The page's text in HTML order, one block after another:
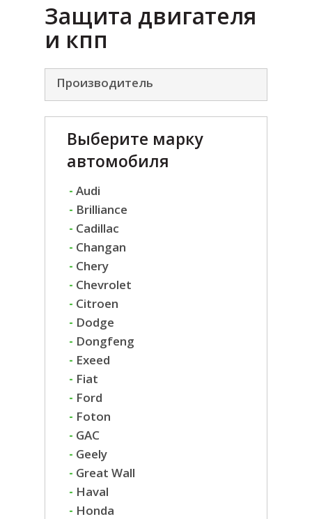
Защита двигателя
и кпп
Производитель
Выберите марку
автомобиля
- Audi
- Brilliance
- Cadillac
- Changan
- Chery
- Chevrolet
- Citroen
- Dodge
- Dongfeng
- Exeed
- Fiat
- Ford
- Foton
- GAC
- Geely
- Great Wall
- Haval
- Honda